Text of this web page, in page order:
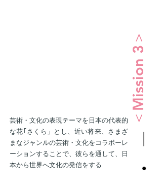
＜Mission 3＞
芸術・文化の表現テーマを日本の代表的
な花｢さくら」とし、近い将来、さまざ
まなジャンルの芸術・文化をコラボーレ
ーションすることで、彼らを通して、日
本から世界へ文化の発信をする